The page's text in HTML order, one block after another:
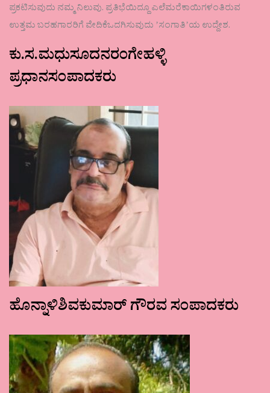
ಪ್ರಕಟಿಸುವುದು ನಮ್ಮ ನಿಲುವು. ಪ್ರತಿಭೆಯಿದ್ದೂ ಎಲೆಮರೆಕಾಯಿಗಳಂತಿರುವ
ಉತ್ತಮ ಬರಹಗಾರರಿಗೆ ವೇದಿಕೆಒದಗಿಸುವುದು ʼಸಂಗಾತಿʼಯ ಉದ್ದೇಶ.
ಕು.ಸ.ಮಧುಸೂದನರಂಗೇಹಳ್ಳಿ
ಪ್ರಧಾನಸಂಪಾದಕರು
ಹೊನ್ನಾಳಿಶಿವಕುಮಾರ್ ಗೌರವ ಸಂಪಾದಕರು